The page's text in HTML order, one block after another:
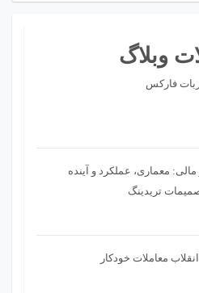
وبلاگ
فارکس
مالی: معماری، عملکرد و آینده
تریدینگ
معاملات خودکار